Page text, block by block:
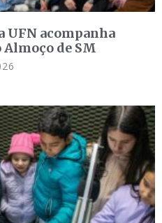
UFN acompanha
Almoço de SM